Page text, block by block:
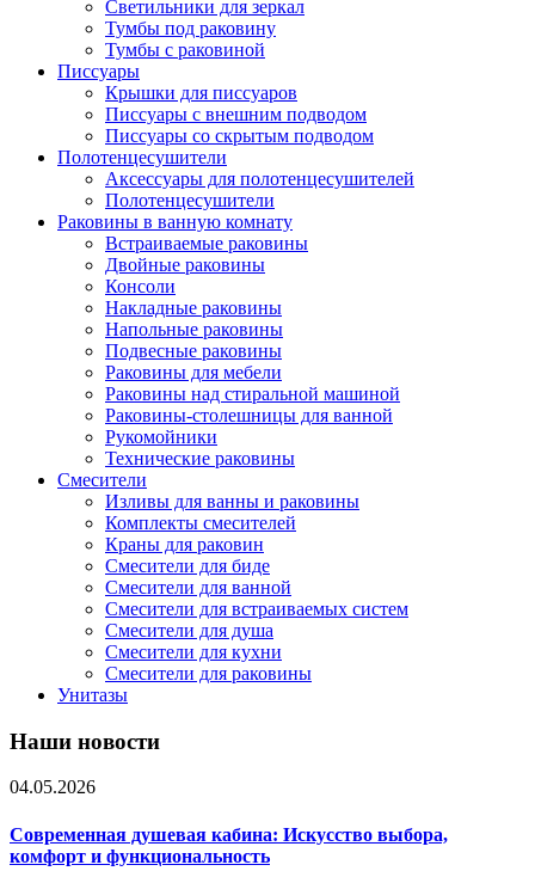
Светильники для зеркал
Тумбы под раковину
Тумбы с раковиной
Писсуары
Крышки для писсуаров
Писсуары с внешним подводом
Писсуары со скрытым подводом
Полотенцесушители
Аксессуары для полотенцесушителей
Полотенцесушители
Раковины в ванную комнату
Встраиваемые раковины
Двойные раковины
Консоли
Накладные раковины
Напольные раковины
Подвесные раковины
Раковины для мебели
Раковины над стиральной машиной
Раковины-столешницы для ванной
Рукомойники
Технические раковины
Смесители
Изливы для ванны и раковины
Комплекты смесителей
Краны для раковин
Смесители для биде
Смесители для ванной
Смесители для встраиваемых систем
Смесители для душа
Смесители для кухни
Смесители для раковины
Унитазы
Наши новости
04.05.2026
Современная душевая кабина: Искусство выбора,
комфорт и функциональность